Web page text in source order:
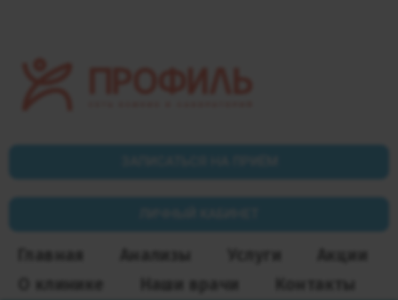
Главная Анализы Услуги
Акции
О клинике
Наши врачи Контакты